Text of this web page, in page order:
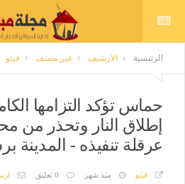
الرئيسية الارشيف غير مصنف فيتو
حماس تؤكد التزامها
إطلاق النار وتحذر من
عرقلة تنفيذه - المدينة
فيتو منذ شهر 0 تعليق